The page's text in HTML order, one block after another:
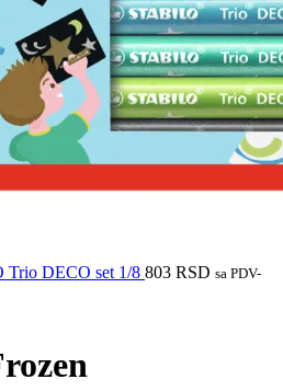
Trio DECO set 1/8 803 RSD sa PDV-